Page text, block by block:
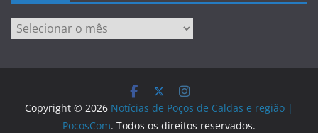
Arquivo
Copyright © 2026 Notícias de Poços de Caldas e região |
PocosCom. Todos os direitos reservados.